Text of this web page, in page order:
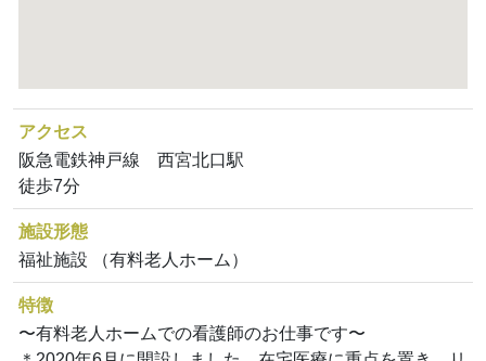
アクセス
阪急電鉄神戸線 西宮北口駅
徒歩7分
施設形態
福祉施設 （有料老人ホーム）
特徴
〜有料老人ホームでの看護師のお仕事です〜